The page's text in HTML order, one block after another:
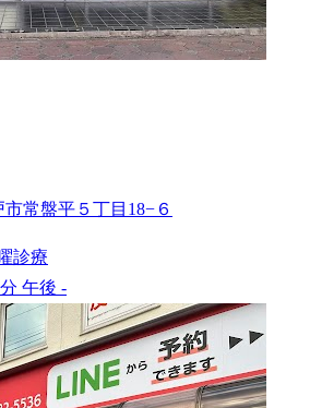
常盤平５丁目18−６
診療
午後 -